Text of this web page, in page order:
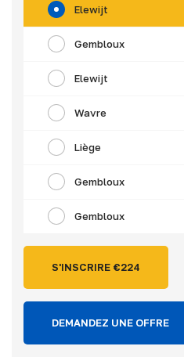
Elewijt
Gembloux
Elewijt
Wavre
Liège
Gembloux
Gembloux
S'INSCRIRE €224
DEMANDEZ UNE OFFRE